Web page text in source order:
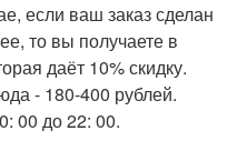
если ваш заказ сделан
то вы получаете в
даёт 10% скидку.
- 180-400 рублей.
00 до 22: 00.